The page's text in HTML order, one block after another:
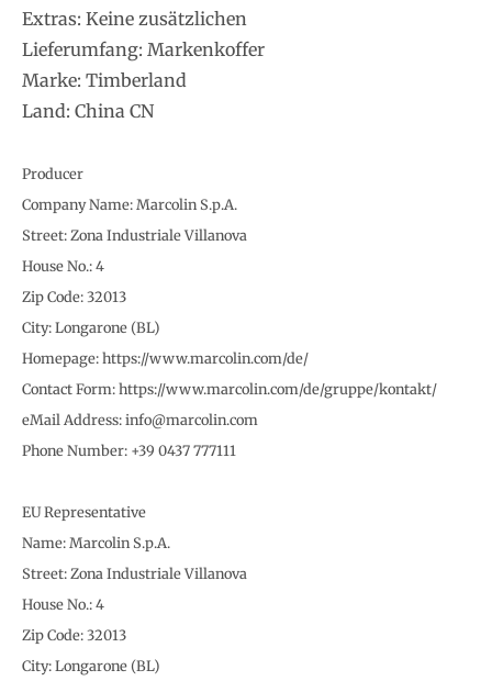
Extras: Keine zusätzlichen
Lieferumfang: Markenkoffer
Marke: Timberland
Land: China CN
Producer
Company Name: Marcolin S.p.A.
Street: Zona Industriale Villanova
House No.: 4
Zip Code: 32013
City: Longarone (BL)
Homepage: https://www.marcolin.com/de/
Contact Form: https://www.marcolin.com/de/gruppe/kontakt/
eMail Address: info@marcolin.com
Phone Number: +39 0437 777111
EU Representative
Name: Marcolin S.p.A.
Street: Zona Industriale Villanova
House No.: 4
Zip Code: 32013
City: Longarone (BL)